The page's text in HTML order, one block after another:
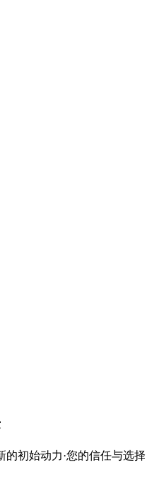
初始动力·您的信任与选择